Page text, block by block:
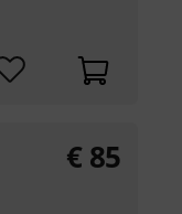
€ 85